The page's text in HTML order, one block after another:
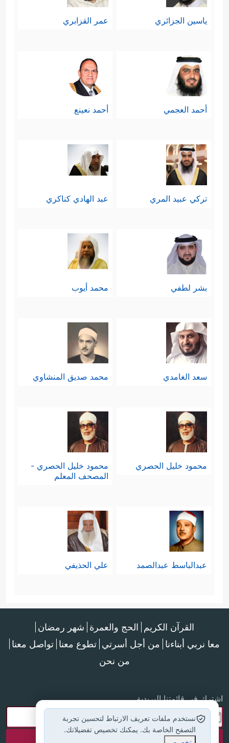
ياسين الجزائري عمر القزابري
أحمد العجمي أحمد نعينع
تركي عبيد المري عبد الهادي كناكري
بشر لطفي محمد أيوب
سعد الغامدي محمد صديق المنشاوي
محمود خليل الحصري
محمود خليل الحصري -
المصحف المعلم
عبدالباسط عبدالصمد علي الحذيفي
القرآن الكريم الحج والعمرة شهر رمضان
معا نربي أبناءنا من أجل أسرتي تطوع معنا تواصل معنا
من نحن
اشترك في قائمتنا البريدية
نستخدم ملفات تعريف الارتباط لتحسين تجربة
التصفح الخاصة بك. يمكنك تخصيص تفضيلاتك.